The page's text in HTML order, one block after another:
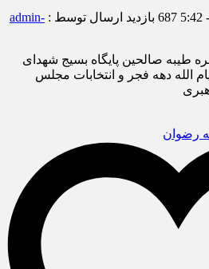
ارسال توسط : admin-
شجره طیبه صالحین پایگاه بسیج شهدای
ویژه دی ماه ۱۳۹۴ و ایام الله دهه فجر و انتخابات مجلس
رضوان